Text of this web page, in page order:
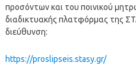
προσόντων και του ποινικού
διαδικτυακής πλατφόρμας της
διεύθυνση:
https://proslipseis.stasy.gr/